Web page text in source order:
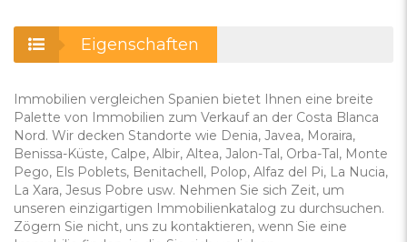
Eigenschaften
Immobilien vergleichen Spanien bietet Ihnen eine breite
Palette von Immobilien zum Verkauf an der Costa Blanca
Nord. Wir decken Standorte wie Denia, Javea, Moraira,
Benissa-Küste, Calpe, Albir, Altea, Jalon-Tal, Orba-Tal, Monte
Pego, Els Poblets, Benitachell, Polop, Alfaz del Pi, La Nucia,
La Xara, Jesus Pobre usw. Nehmen Sie sich Zeit, um
unseren einzigartigen Immobilienkatalog zu durchsuchen.
Zögern Sie nicht, uns zu kontaktieren, wenn Sie eine